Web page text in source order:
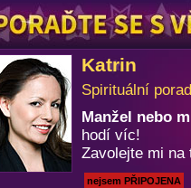
Katrin
Spirituální
Manžel nebo
hodí víc!
Zavolejte mi
nejsem PŘIPOJENA